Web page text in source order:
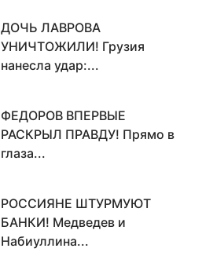
ДОЧЬ ЛАВРОВА
УНИЧТОЖИЛИ! Грузия
нанесла удар:...
ФЕДОРОВ ВПЕРВЫЕ
РАСКРЫЛ ПРАВДУ! Прямо в
глаза...
РОССИЯНЕ ШТУРМУЮТ
БАНКИ! Медведев и
Набиуллина...